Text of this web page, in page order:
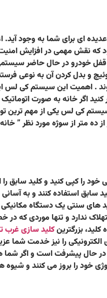
ای برای شما به وجود آید.
نقش مهمی در افزایش
قفل خودرو در حال حاضر
و بدل کردن آن به نوعی
. اهمیت این سیستم کی لس
اگر خانه به صورت
کی لس یکی از مهم ترین
متر از سوژه مورد نظر ”
را کپی کنید و کلید سابق را
استفاده کنند و به آسانی
های سنتی یک دستگاه
ندارد و تنها موردی که
بزرگترینکلید سازی غرب
را نیز خدمت شما
در حال پیشرفت است و اگر شما
خود را بروز می کنند و